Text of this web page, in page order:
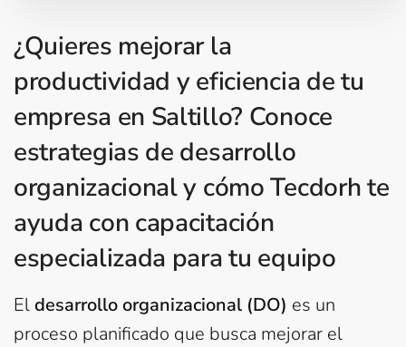
¿Quieres mejorar la
productividad y eficiencia de tu
empresa en Saltillo? Conoce
estrategias de desarrollo
organizacional y cómo Tecdorh te
ayuda con capacitación
especializada para tu equipo
Eldesarrollo organizacional (DO) es un
proceso planificado que busca mejorar el